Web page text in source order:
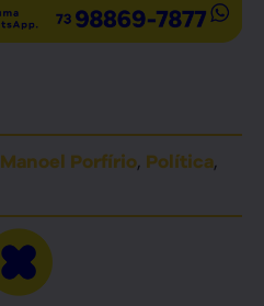
Manoel Porfírio, Política,